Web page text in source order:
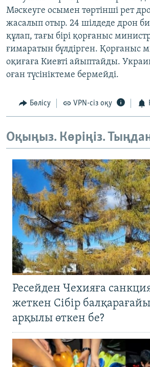
Мәскеуге осымен төртінші рет
жасалып отыр. 24 шілдеде дрон
құлап, тағы бірі қорғаныс
ғимаратын бүлдірген. Қорғаныс
оқиғаға Киевті айыптайды.
оған түсініктеме бермейді.
Бөлісу VPN-сіз оқу
Оқыңыз. Көріңіз.
Ресейден Чехияға
жеткен Сібір
арқылы өткен бе?